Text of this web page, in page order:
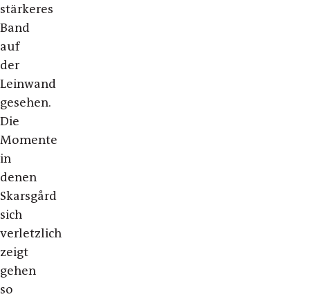
stärkeres
Band
auf
der
Leinwand
gesehen.
Die
Momente
in
denen
Skarsgård
sich
verletzlich
zeigt
gehen
so